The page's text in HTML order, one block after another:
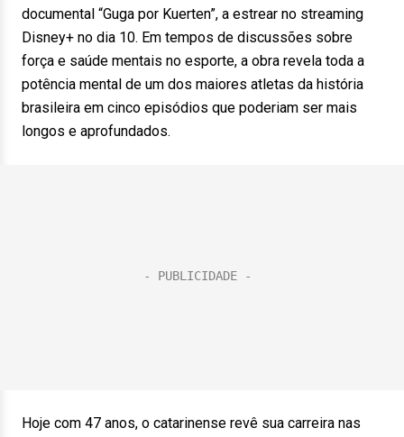
documental “Guga por Kuerten”, a estrear no streaming
Disney+ no dia 10. Em tempos de discussões sobre
força e saúde mentais no esporte, a obra revela toda a
potência mental de um dos maiores atletas da história
brasileira em cinco episódios que poderiam ser mais
longos e aprofundados.
Hoje com 47 anos, o catarinense revê sua carreira nas